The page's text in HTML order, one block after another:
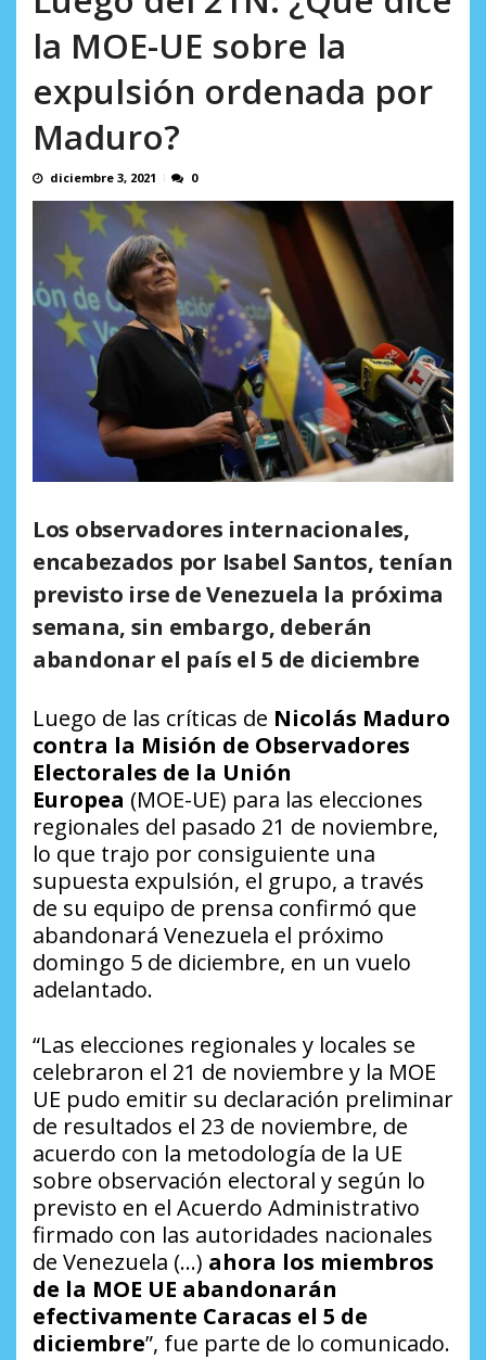
la MOE-UE sobre la
expulsión ordenada por
Maduro?
diciembre 3, 2021 0
Los observadores internacionales,
encabezados por Isabel Santos, tenían
previsto irse de Venezuela la próxima
semana, sin embargo, deberán
abandonar el país el 5 de diciembre
Luego de las críticas de Nicolás Maduro
contra la Misión de Observadores
Electorales de la Unión
Europea (MOE-UE) para las elecciones
regionales del pasado 21 de noviembre,
lo que trajo por consiguiente una
supuesta expulsión, el grupo, a través
de su equipo de prensa confirmó que
abandonará Venezuela el próximo
domingo 5 de diciembre, en un vuelo
adelantado.
“Las elecciones regionales y locales se
celebraron el 21 de noviembre y la MOE
UE pudo emitir su declaración preliminar
de resultados el 23 de noviembre, de
acuerdo con la metodología de la UE
sobre observación electoral y según lo
previsto en el Acuerdo Administrativo
firmado con las autoridades nacionales
de Venezuela (…) ahora los miembros
de la MOE UE abandonarán
efectivamente Caracas el 5 de
diciembre”, fue parte de lo comunicado.